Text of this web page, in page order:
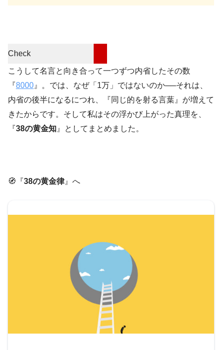
Check
こうして名言と向き合って一つずつ内省したその数
『8000 』。では、なぜ「1万」ではないのか──それは、
内省の後半になるにつれ、『同じ的を射る言葉』が増えて
きたからです。そして私はその浮かび上がった真理を、
『38の黄金知 』としてまとめました。
🧭『38の黄金律』へ